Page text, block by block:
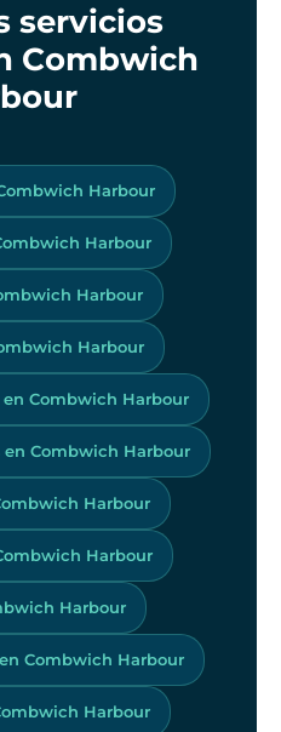
servicios
Combwich
Harbour
Harbour
Harbour
Harbour
Combwich Harbour
en Combwich Harbour
Harbour
Harbour
Harbour
Combwich Harbour
Harbour